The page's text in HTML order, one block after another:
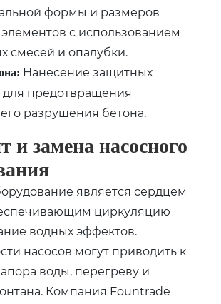
формы и размеров
с использованием
смесей и опалубки.
Нанесение защитных
предотвращения
разрушения бетона.
и замена насосного
является сердцем
циркуляцию
водных эффектов.
насосов могут приводить к
воды, перегреву и
Компания Fountrade